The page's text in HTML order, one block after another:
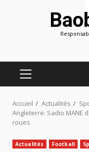
MENU
PRINCIPAL
Accueil Actualités
Angleterre: Sadio MANE
roues
Actualités Football